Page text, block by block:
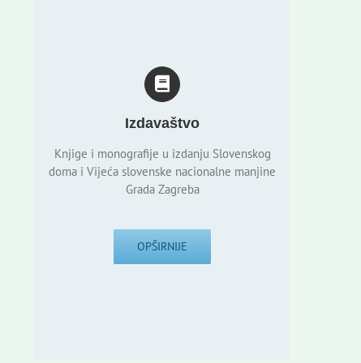
Izdavaštvo
Knjige i monografije u izdanju Slovenskog
doma i Vijeća slovenske nacionalne manjine
Grada Zagreba
OPŠIRNIJE